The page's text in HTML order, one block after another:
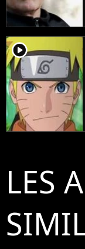
player2
LES